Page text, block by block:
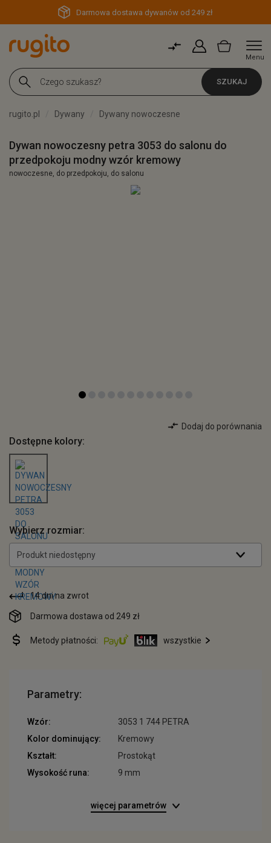
Darmowa dostawa dywanów od 249 zł
Menu
SZUKAJ
rugito.pl Dywany Dywany nowoczesne
Dywan nowoczesny petra 3053 do salonu do
przedpokoju modny wzór kremowy
nowoczesne, do przedpokoju, do salonu
Dodaj do porównania
Dostępne kolory:
Wybierz rozmiar:
Produkt niedostępny
14 dni na zwrot
Darmowa dostawa od 249 zł
Metody płatności: wszystkie
Parametry:
Wzór:
3053 1 744 PETRA
Kolor dominujący:
Kremowy
Kształt:
Prostokąt
Wysokość runa:
9 mm
więcej parametrów